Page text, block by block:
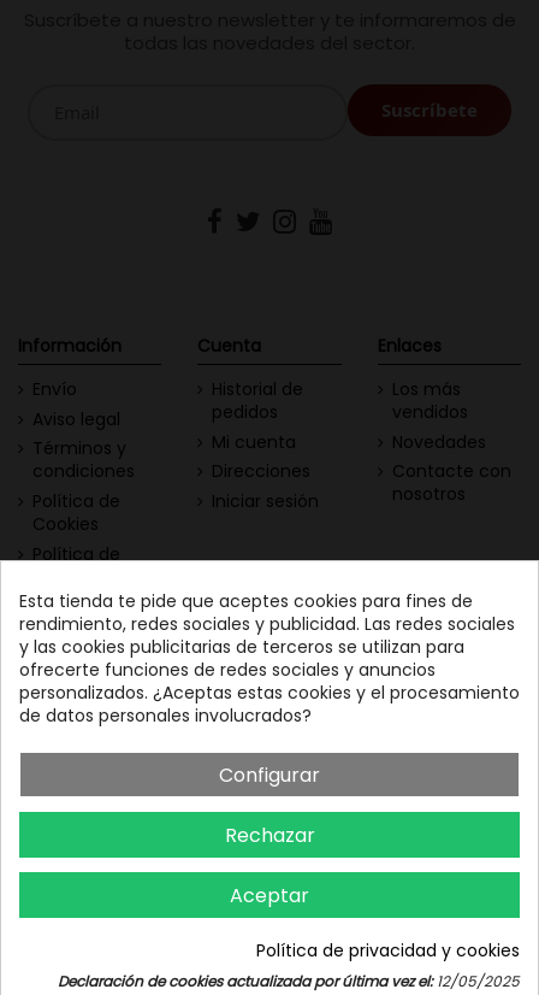
Información
Envío
Aviso legal
Términos y
condiciones
Política de
Cookies
Política de
Cuenta
Historial de
pedidos
Mi cuenta
Direcciones
Iniciar sesión
Enlaces
Los más
vendidos
Novedades
Contacte con
nosotros
Contacta con nosotros
Nuestras Vinotecas:
Vinofilos Triana: Viera y
Clavijo, 23 - Gran Canaria
Vinófilos Santa Cruz: Adán
Martín Menis, 5 - Tenerife
Descarga nuestra App
Todo el vino a tu
alcance
Iniciar chat
Esta tienda te pide que aceptes cookies para fines de
rendimiento, redes sociales y publicidad. Las redes sociales
y las cookies publicitarias de terceros se utilizan para
ofrecerte funciones de redes sociales y anuncios
personalizados. ¿Aceptas estas cookies y el procesamiento
de datos personales involucrados?
Configurar
Rechazar
Aceptar
Política de privacidad y cookies
Declaración de cookies actualizada por última vez el:12/05/2025